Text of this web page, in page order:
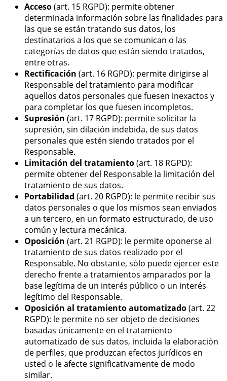
Acceso(art. 15 RGPD): permite obtener
determinada información sobre las finalidades para
las que se están tratando sus datos, los
destinatarios a los que se comunican o las
categorías de datos que están siendo tratados,
entre otras.
Rectificación (art. 16 RGPD): permite dirigirse al
Responsable del tratamiento para modificar
aquellos datos personales que fuesen inexactos y
para completar los que fuesen incompletos.
Supresión (art. 17 RGPD): permite solicitar la
supresión, sin dilación indebida, de sus datos
personales que estén siendo tratados por el
Responsable.
Limitación del tratamiento(art. 18 RGPD):
permite obtener del Responsable la limitación del
tratamiento de sus datos.
Portabilidad (art. 20 RGPD): le permite recibir sus
datos personales o que los mismos sean enviados
a un tercero, en un formato estructurado, de uso
común y lectura mecánica.
Oposición (art. 21 RGPD): le permite oponerse al
tratamiento de sus datos realizado por el
Responsable. No obstante, sólo puede ejercer este
derecho frente a tratamientos amparados por la
base legítima de un interés público o un interés
legítimo del Responsable.
Oposición al tratamiento automatizado(art. 22
RGPD): le permite no ser objeto de decisiones
basadas únicamente en el tratamiento
automatizado de sus datos, incluida la elaboración
de perfiles, que produzcan efectos jurídicos en
usted o le afecte significativamente de modo
similar.